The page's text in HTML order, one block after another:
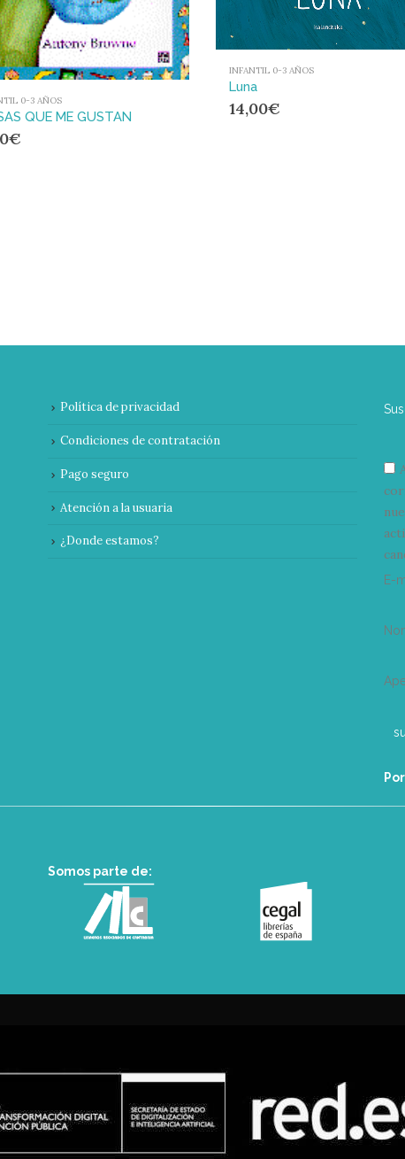
0-3 AÑOS
QUE ME GUSTAN
€
INFANTIL 0-3 AÑOS
Luna
14,00€
Política de privacidad
Condiciones de contratación
Pago seguro
Atención a la usuaria
¿Donde estamos?
E-
Somos parte de: